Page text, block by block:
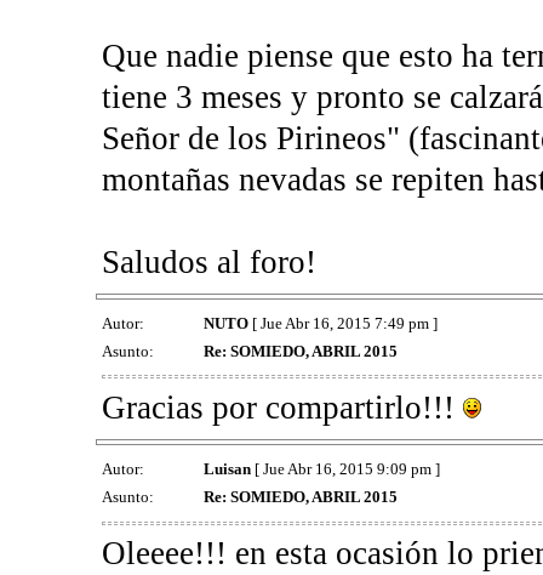
Que nadie piense que esto ha
tiene 3 meses y pronto se
Señor de los Pirineos"
montañas nevadas se repiten
Saludos al foro!
Autor: NUTO[ Jue Abr 16, 2015 7:49 pm ]
Asunto:
Re: SOMIEDO, ABRIL 2015
Gracias por compartirlo!!!
Autor: Luisan[ Jue Abr 16, 2015 9:09 pm ]
Asunto:
Re: SOMIEDO, ABRIL 2015
Oleeee!!! en esta ocasión lo